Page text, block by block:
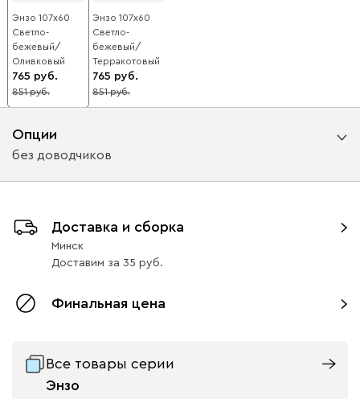
Энзо 107x60
Светло-
бежевый/
Оливковый
765
10
851
Энзо 107x60
Светло-
бежевый/
Терракотовый
765
10
851
Опции
без доводчиков
с доводчиками без доводчиков
Доставка и сборка
Минск
Доставим за 35
Финальная цена
Все товары серии
Энзо